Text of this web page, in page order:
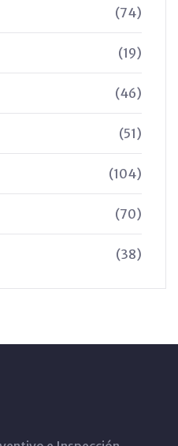
(74)
(19)
(46)
(51)
(104)
(70)
(38)